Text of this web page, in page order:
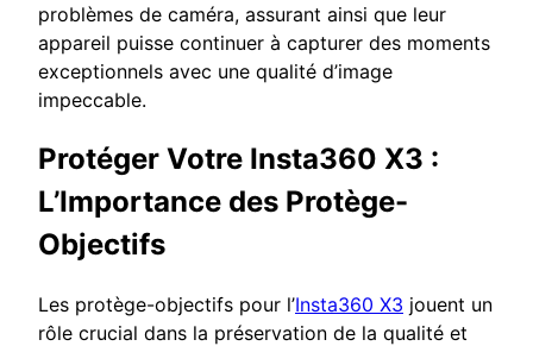
problèmes de caméra, assurant ainsi que leur
appareil puisse continuer à capturer des moments
exceptionnels avec une qualité d’image
impeccable.
Protéger Votre Insta360 X3 :
L’Importance des Protège-
Objectifs
Les protège-objectifs pour l’Insta360 X3 jouent un
rôle crucial dans la préservation de la qualité et